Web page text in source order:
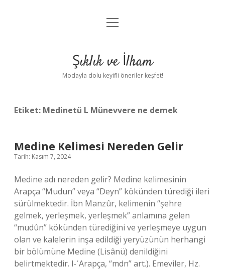
Anasayfa
Yasal Uyarı
menüyü
Şıklık ve İlham
Modayla dolu keyifli öneriler keşfet!
Etiket: Medinetü L Münevvere ne demek
Medine Kelimesi Nereden Gelir
Tarih: Kasım 7, 2024
Medine adı nereden gelir? Medine kelimesinin
Arapça “Mudun” veya “Deyn” kökünden türediği ileri
sürülmektedir. İbn Manzûr, kelimenin “şehre
gelmek, yerleşmek, yerleşmek” anlamına gelen
“mudûn” kökünden türediğini ve yerleşmeye uygun
olan ve kalelerin inşa edildiği yeryüzünün herhangi
bir bölümüne Medine (Lisânü) denildiğini
belirtmektedir. l-ʿArapça, “mdn” art.). Emeviler, Hz.